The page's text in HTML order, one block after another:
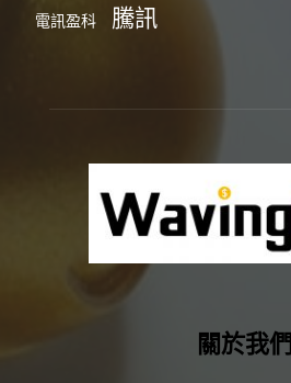
電訊盈科 騰訊
關於我們